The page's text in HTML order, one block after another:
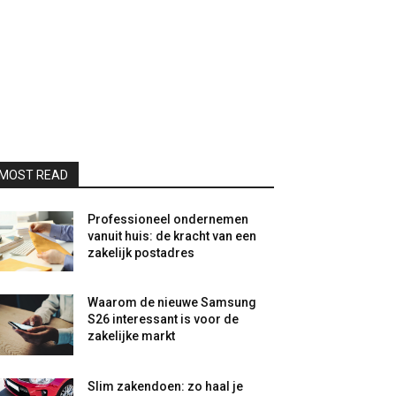
READ
Professioneel ondernemen
vanuit huis: de kracht van een
zakelijk postadres
Waarom de nieuwe Samsung
S26 interessant is voor de
zakelijke markt
Slim zakendoen: zo haal je